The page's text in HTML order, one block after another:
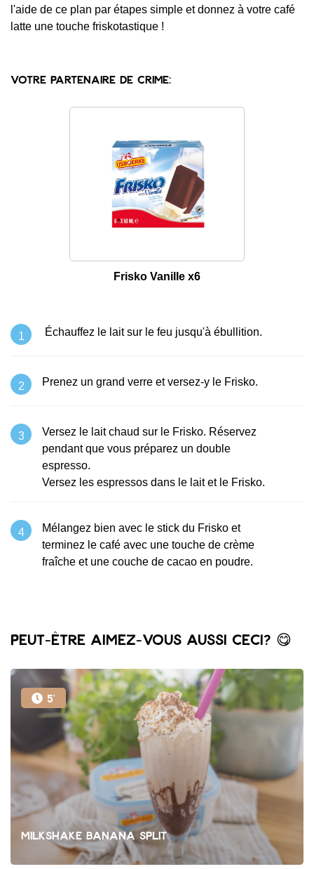
l'aide de ce plan par étapes simple et donnez à votre café
latte une touche friskotastique !
Votre partenaire de crime:
Frisko Vanille x6
Échauffez le lait sur le feu jusqu'à ébullition.
Prenez un grand verre et versez-y le Frisko.
Versez le lait chaud sur le Frisko. Réservez
pendant que vous préparez un double
espresso.
Versez les espressos dans le lait et le Frisko.
Mélangez bien avec le stick du Frisko et
terminez le café avec une touche de crème
fraîche et une couche de cacao en poudre.
Peut-être aimez-vous aussi ceci? 😋
5'
Milkshake Banana Split